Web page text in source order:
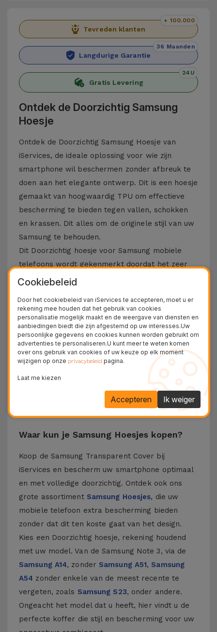
Tevreden klanten
+ 100.000
Langdurige Garantie
36 Maanden
Gratis Levering
24U
Ontdek de Doorzichtig Samsung
Hoesje
Ontdek de Doorzichtig Samsung Hoesje van
iServices, de ideale oplossing voor wie zijn
smartphone wil beschermen zonder afbreuk te
doen aan het elegante ontwerp. Dit is een hoesje
gemaakt van hoogwaardig TPU om effectieve
bescherming te bieden tegen vallen, schokken
en krassen. Dit alles om de originele stijl van uw
Samsung te behouden.
Dit Doorzichtig hoesje voor Samsung mobiele
telefoons wordt gekenmerkt doordat het zeer
dun en licht is, wat een comfortabele bediening
de apparatuur intact te houden. Omdat het
flexibel en resistent is, past dit accessoire zich
perfect aan het ontwerp van de smartphone
aan. Alles om langdurige bescherming te
garanderen zonder onnodige bulk toe te voegen.
We herinneren je eraan dat TPU-materiaal
bekend staat om zijn duurzaamheid, maar ook
om zijn vermogen om elk type impact te
Waar kun je Samsung Hoesjes kopen?
Koop de Samsung Transparent Cover bij
iServices en bescherm uw smartphone optimaal
en met volledige doorzichtig. Ontdek ook ons ​​
grote assortiment Samsung Hoesjes, die uw
mobiele telefoon extra bescherming bieden
zonder dat dit ten koste gaat van het design.
Kies een Doorzichtig hoesje, rekening houdend
met uw model. Van de Samsung Note 3, via de
Samsung A14, zonder Samsung A51, Samsung
A54 zonder enkele van de meest recente te
vergeten, zoals Samsung S23, onder andere.
Ongeacht het model dat u heeft, hier vindt u de
perfecte koffer die stijl en bescherming voor uw
Cookiebeleid
Door het cookiebeleid van iServices te accepteren, moet u er
rekening mee houden dat het gebruik van cookies
personalisatie mogelijk maakt en de weergave van diensten en
aanbiedingen biedt die zijn afgestemd op uw interesses.Uw
persoonlijke gegevens en cookies kunnen worden gebruikt om
advertenties te personaliseren.U kunt meer te weten komen
over ons gebruik van cookies of uw keuze op elk moment
wijzigen op onze privacybeleid pagina.
Laat me kiezen
Ik weiger
Accepteren